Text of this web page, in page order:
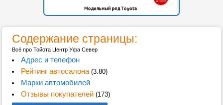
Содержание страницы:
Всё про Тойота Центр Уфа Север
Адрес и телефон
Рейтинг автосалона(3.80)
Марки автомобилей
Отзывы покупателей(173)